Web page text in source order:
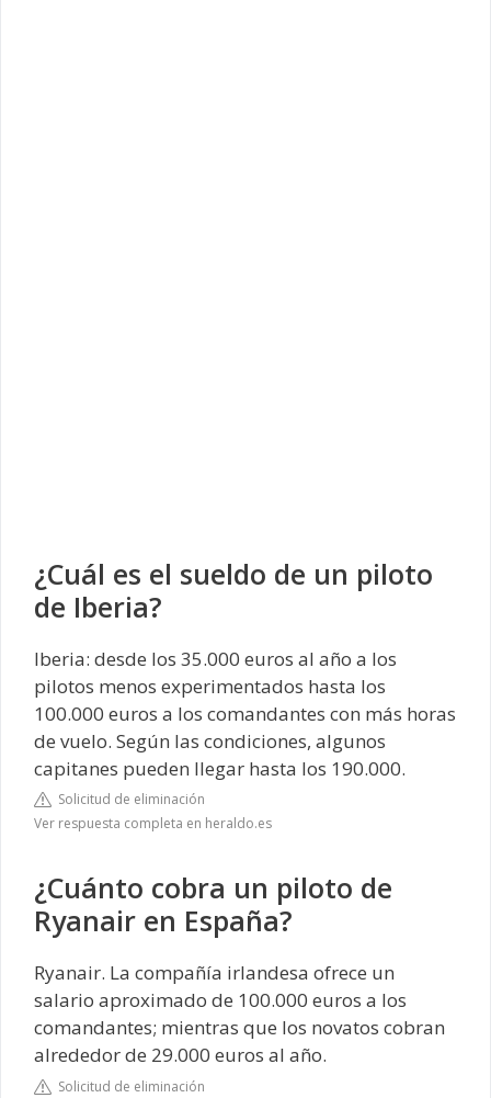
¿Cuál es el sueldo de un piloto
de Iberia?
Iberia: desde los 35.000 euros al año a los
pilotos menos experimentados hasta los
100.000 euros a los comandantes con más horas
de vuelo. Según las condiciones, algunos
capitanes pueden llegar hasta los 190.000.
Solicitud de eliminación
Ver respuesta completa en heraldo.es
¿Cuánto cobra un piloto de
Ryanair en España?
Ryanair. La compañía irlandesa ofrece un
salario aproximado de 100.000 euros a los
comandantes; mientras que los novatos cobran
alrededor de 29.000 euros al año.
Solicitud de eliminación